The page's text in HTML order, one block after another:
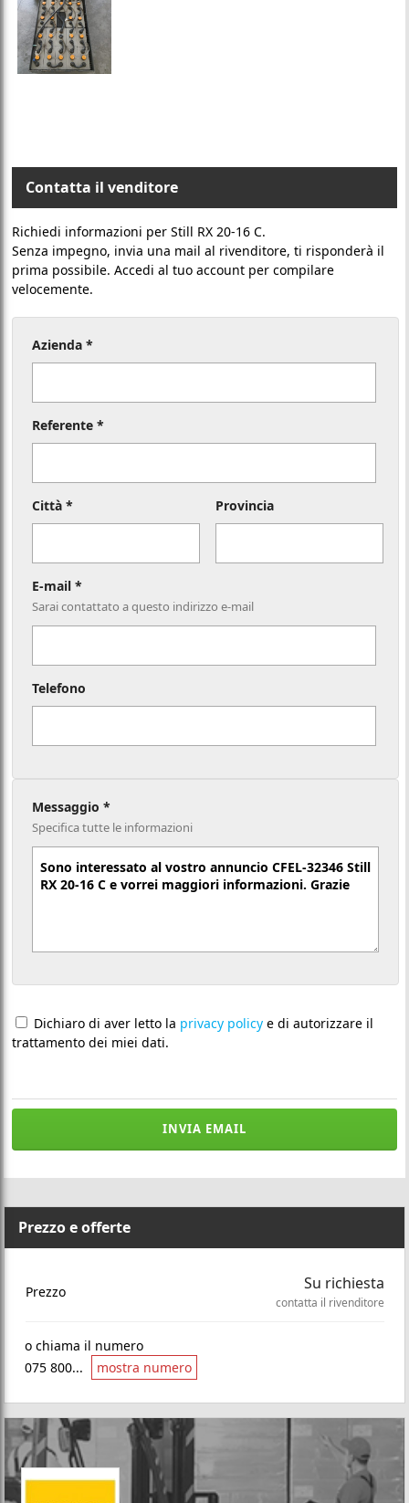
Contatta il venditore
Richiedi informazioni per Still RX 20-16 C.
Senza impegno, invia una mail al rivenditore, ti risponderà il
prima possibile. Accedi al tuo account per compilare
velocemente.
Azienda *
Referente *
Città * Provincia
E-mail *
Sarai contattato a questo indirizzo e-mail
Telefono
Messaggio *
Specifica tutte le informazioni
Dichiaro di aver letto la privacy policy e di autorizzare il
trattamento dei miei dati.
INVIA EMAIL
Prezzo e offerte
Prezzo Su richiesta
contatta il rivenditore
o chiama il numero
075 800...
mostra numero